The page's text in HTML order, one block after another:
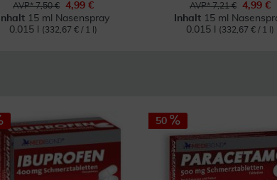
AVP* 7,50 €
4,99 €
Inhalt 15 ml Nasenspray
0.015 l
(332,67 € / 1 l)
AVP* 7,21 €
4,99 €
Inhalt 15 ml
0.015 l
(332,67 € / 1 l)
50